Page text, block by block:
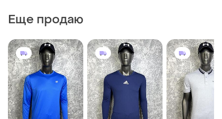
Еще продаю